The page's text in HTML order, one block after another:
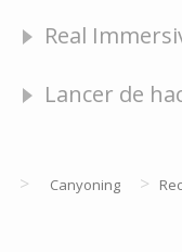
Real
Lancer de
> Canyoning >